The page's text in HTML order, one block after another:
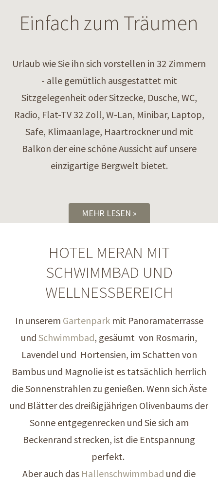
Einfach zum Träumen
Urlaub wie Sie ihn sich vorstellen in 32 Zimmern
- alle gemütlich ausgestattet mit
Sitzgelegenheit oder Sitzecke, Dusche, WC,
Radio, Flat-TV 32 Zoll, W-Lan, Minibar, Laptop,
Safe, Klimaanlage, Haartrockner und mit
Balkon der eine schöne Aussicht auf unsere
einzigartige Bergwelt bietet.
MEHR LESEN
HOTEL MERAN MIT
SCHWIMMBAD UND
WELLNESSBEREICH
In unserem Gartenparkmit Panoramaterrasse
und Schwimmbad, gesäumt von Rosmarin,
Lavendel und Hortensien, im Schatten von
Bambus und Magnolie ist es tatsächlich herrlich
die Sonnenstrahlen zu genießen. Wenn sich Äste
und Blätter des dreißigjährigen Olivenbaums der
Sonne entgegenrecken und Sie sich am
Beckenrand strecken, ist die Entspannung
perfekt.
Aber auch das Hallenschwimmbad und die